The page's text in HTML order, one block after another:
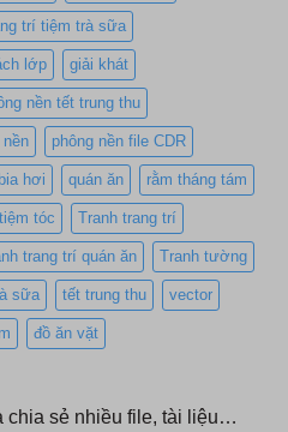
trí tiệm trà sữa
lớp giải khát
nền tết trung thu
nền phông nền file CDR
hơi quán ăn rằm tháng tám
tiệm tóc Tranh trang trí
trang trí quán ăn Tranh tường
sữa tết trung thu vector
đồ ăn vặt
chia sẻ nhiều file, tài liệu…